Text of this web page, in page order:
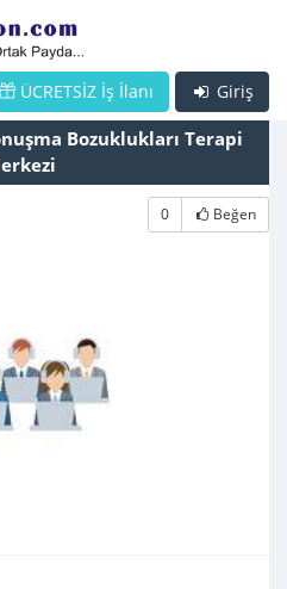
Giriş
ÜCRETSİZ İş İlanı
Bozuklukları Terapi
0 Beğen